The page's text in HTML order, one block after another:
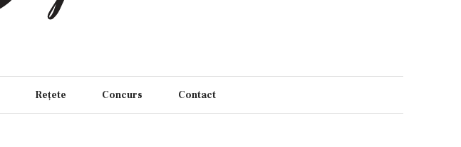
Rețete Concurs Contact